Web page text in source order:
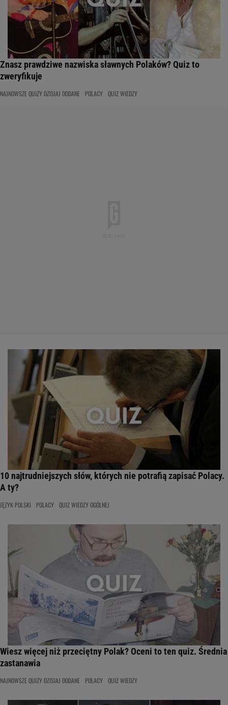
Znasz prawdziwe nazwiska sławnych Polaków? Quiz to
zweryfikuje
NAJNOWSZE QUIZY DZISIAJ DODANE POLACY QUIZ WIEDZY
10 najtrudniejszych słów, których nie potrafią zapisać Polacy.
A ty?
JĘZYK POLSKI POLACY QUIZ WIEDZY OGÓLNEJ
Wiesz więcej niż przeciętny Polak? Oceni to ten quiz. Średnia
zastanawia
NAJNOWSZE QUIZY DZISIAJ DODANE POLACY QUIZ WIEDZY